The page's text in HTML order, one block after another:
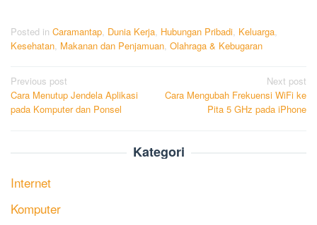
Posted in Caramantap Dunia Kerja Hubungan Pribadi Keluarga
Kesehatan Makanan dan Penjamuan Olahraga & Kebugaran
Post
navigation
Previous post
Cara Menutup Jendela Aplikasi
pada Komputer dan Ponsel
Next post
Cara Mengubah Frekuensi WiFi ke
Pita 5 GHz pada iPhone
Kategori
Internet
Komputer